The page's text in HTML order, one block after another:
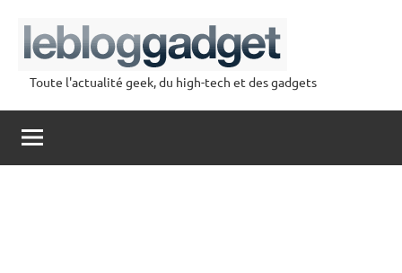
contenu
lebloggadget
Toute l'actualité geek, du high-tech et des gadgets